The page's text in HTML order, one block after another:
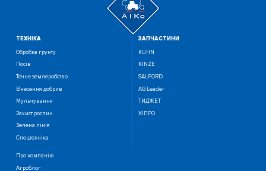
ТЕХНIКА
Обробка грунту
Посiв
Точне землеробство
Внесення добрив
Мульчування
Захист рослин
Зелена лінія
Спецтехніка
ЗАПЧАСТИНИ
KUHN
KINZE
SALFORD
AG Leader
ТИДЖЕТ
ХІПРО
Про компанію
Агроблог